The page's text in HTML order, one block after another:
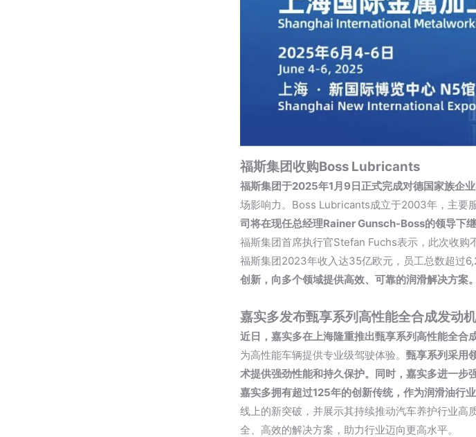
福斯集团收购Boss Lubricants
福斯集团于2025年1月9日正式完成对德国家族企
场影响力。Boss Lubricants成立于2003年，主要
司将在现任总经理Rainer Gunsch-Boss的领导下
福斯集团首席执行官Stefan Fuchs表示，此次收购
福斯集团2023年收入达35亿欧元，员工总数超过
创新，向多个领域提供高效、可靠的润滑解决方案。
嘉实多发布甄享系列高性能全合成发动
近日， 嘉实多在上海隆重推出甄享系列高性能全合
为高性能车辆提供专业级驾驶体验。 甄享系列采用
术提供强劲性能和持久保护。同时，嘉实多进一步
嘉实多拥有超过125年的创新传统，作为润滑油行
线上的新突破，并展示其持续推动汽车养护行业高
全、高效的解决方案，助力行业迈向更高水平。